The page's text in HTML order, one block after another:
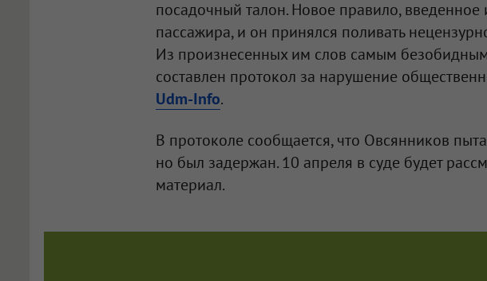
посадочный талон. Новое правило, введенное
пассажира, и он принялся поливать
Из произнесенных им слов самым
составлен протокол за нарушение
Udm-Info.
В протоколе сообщается, что Овсянников
но был задержан. 10 апреля в суде будет
материал.